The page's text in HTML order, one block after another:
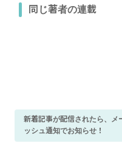
同じ著者の連載
新着記事が配信されたら、メ
ッシュ通知でお知らせ！